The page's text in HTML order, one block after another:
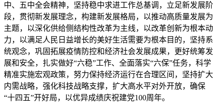
中、五中全会精神，坚持稳中求进工作总基调，立足新发展阶
段，贯彻新发展理念，构建新发展格局，以推动高质量发展为
主题，以深化供给侧结构性改革为主线，以改革创新为根本动
力，以满足人民日益增长的美好生活需要为根本目的，坚持系
统观念，巩固拓展疫情防控和经济社会发展成果，更好统筹发
展和安全，扎实做好“六稳”工作、全面落实“六保”任务，科学
精准实施宏观政策，努力保持经济运行在合理区间，坚持扩大
内需战略，强化科技战略支撑，扩大高水平对外开放，确保
“十四五”开好局，以优异成绩庆祝建党100周年。